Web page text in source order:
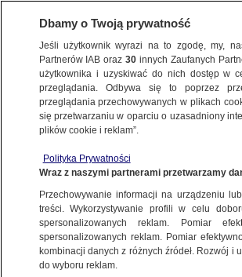
POLSKA
i Radzika. Chodzi o ich
sędziego Tuleyi
1.03.2024, 11:35
Udostępnij
Dbamy o Twoją prywatność
Jeśli użytkownik wyrazi na to zgodę, my,
Partnerów IAB oraz30 innych Zaufanych
użytkownika i uzyskiwać do nich dostęp w
przeglądania. Odbywa się to poprzez
przeglądania przechowywanych w plikach
się przetwarzaniu w oparciu o uzasadniony
plików cookie i reklam”.
Polityka Prywatności
Wraz z naszymi partnerami przetwarzamy
Przechowywanie informacji na urządzeniu
treści. Wykorzystywanie profili w celu
spersonalizowanych reklam. Pomiar
spersonalizowanych reklam. Pomiar
kombinacji danych z różnych źródeł. Rozwój i
do wyboru reklam.